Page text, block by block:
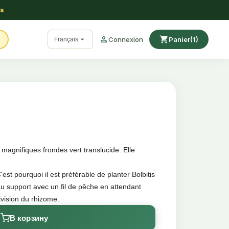
Français  Connexion shopping_cartPanier(1)
frondes vert translucide. Elle
pourquoi il est préférable de planter Bolbitis
support avec un fil de pêche en attendant
du rhizome.
В корзину